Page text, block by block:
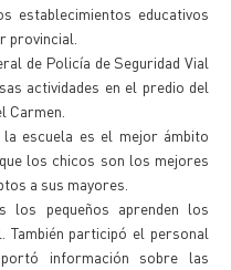
establecimientos educativos
provincial.
de Policía de Seguridad Vial
actividades en el predio del
Carmen.
escuela es el mejor ámbito
los chicos son los mejores
a sus mayores.
los pequeños aprenden los
participó el personal
información sobre las